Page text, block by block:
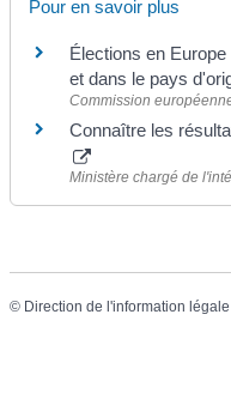
Pour en savoir plus
Élections en
et dans le pays
Commission
Connaître les
Ministère chargé de
© Direction de l'information